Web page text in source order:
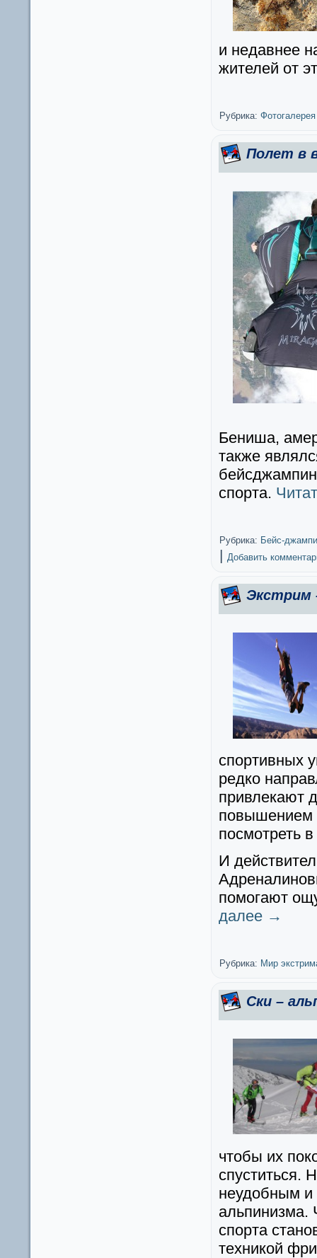
и недавнее
жителей от
Рубрика: Фотогалерея
Полет в
Бениша,
также
спорта.
Рубрика: Бейс-
| Добавить
Экстрим
спортивных
редко
привлекают
повышением
посмотреть
И
помогают
далее →
Рубрика: Мир
Ски –
чтобы их
спуститься.
неудобным и
альпинизма.
спорта
техникой